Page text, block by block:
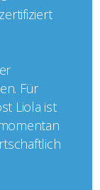
Für
Liola ist